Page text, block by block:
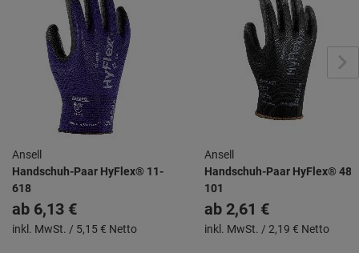
Ansell
Handschuh-Paar HyFlex® 11-
618
ab 6,13 €
inkl. MwSt. / 5,15 € Netto
Ansell
Handschuh-Paar HyFlex® 48-
101
ab 2,61 €
inkl. MwSt. / 2,19 € Netto